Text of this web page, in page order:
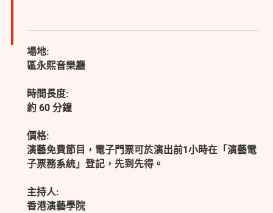
場地:
區永熙音樂廳
時間長度:
約 60 分鐘
價格:
演藝免費節目，電子門票可於演出前1小時在「演藝電
子票務系統」登記，先到先得。
主持人:
香港演藝學院